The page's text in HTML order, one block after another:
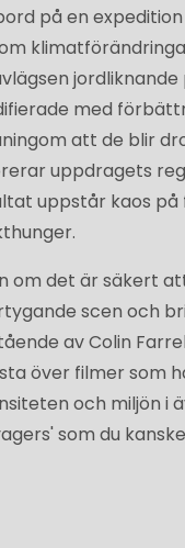
på en
med
att de blir
uppdragets
uppstår kaos
om det är säkert
scen och
av Colin
över filmer som
och miljön i
som du